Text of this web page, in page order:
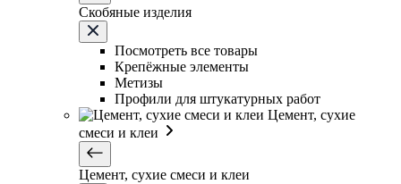
Скобяные изделия
Посмотреть все товары
Крепёжные элементы
Метизы
Профили для штукатурных работ
Цемент, сухие
смеси и клеи
Цемент, сухие смеси и клеи